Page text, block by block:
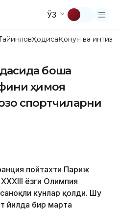
ЎЗ
ҲодисаҚонун ва
бошқа
ҳимоя
спортчиларни
пойтахти Париж
ёзги Олимпия
кунлар қолди. Шу
йилда бир марта